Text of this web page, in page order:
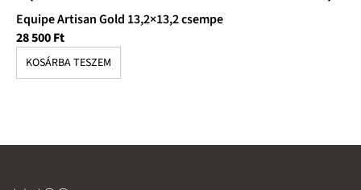
Equipe Artisan Gold 13,2×13,2 csempe
28 500Ft
KOSÁRBA TESZEM